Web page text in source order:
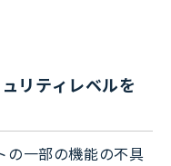
リティレベルを
の一部の機能の不具